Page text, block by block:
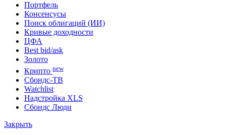
Портфель
Консенсусы
Поиск облигаций (ИИ)
Кривые доходности
ЦФА
Best bid/ask
Золото
Крипто new
Сбондс-ТВ
Watchlist
Надстройка XLS
Сбондс Люди
Закрыть